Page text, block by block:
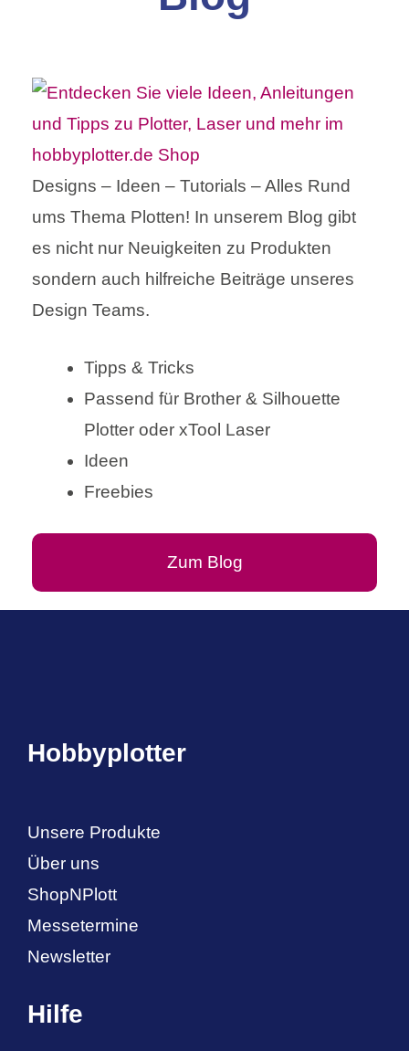
Designs – Ideen – Tutorials – Alles Rund
ums Thema Plotten! In unserem Blog gibt
es nicht nur Neuigkeiten zu Produkten
sondern auch hilfreiche Beiträge unseres
Design Teams.
Tipps & Tricks
Passend für Brother & Silhouette
Plotter oder xTool Laser
Ideen
Freebies
Zum Blog
Hobbyplotter
Unsere Produkte
Über uns
ShopNPlott
Messetermine
Newsletter
Hilfe